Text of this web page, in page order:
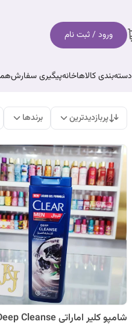
ورود / ثبت نام
دسته‌بندی کالاهاخانهپیگیری سفارش
پربازدیدترین برندها